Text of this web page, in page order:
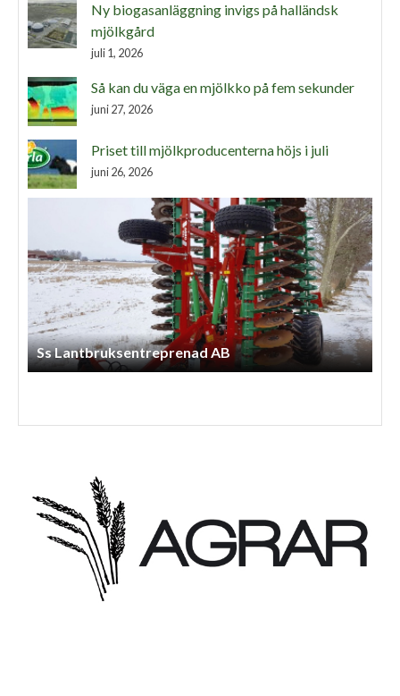
Ny biogasanläggning invigs på halländsk
mjölkgård
juli 1, 2026
Så kan du väga en mjölkko på fem sekunder
juni 27, 2026
Priset till mjölkproducenterna höjs i juli
juni 26, 2026
Arnessons Entreprenad